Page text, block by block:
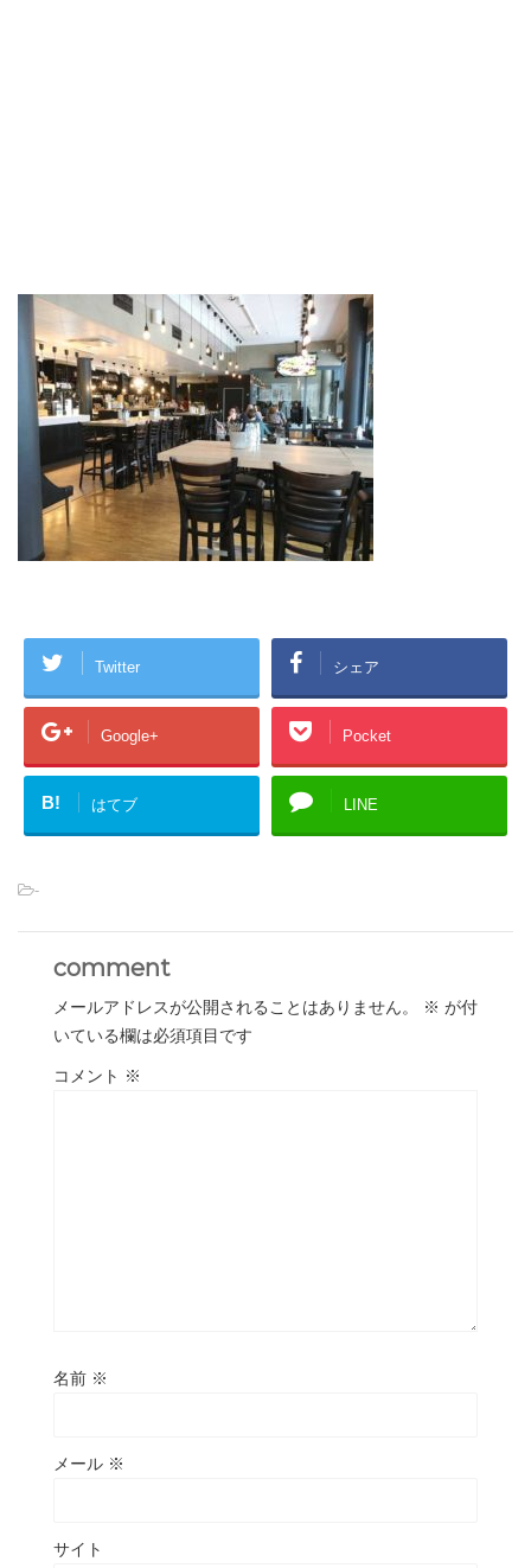
Twitter シェア
Google+ Pocket
B! はてブ LINE
-
comment
メールアドレスが公開されることはありません。 ※ が付
いている欄は必須項目です
コメント ※
名前 ※
メール ※
サイト